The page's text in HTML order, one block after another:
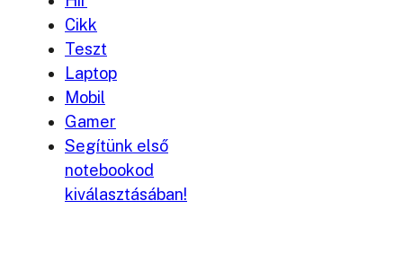
Cikk
Teszt
Laptop
Mobil
Gamer
Segítünk első
notebookod
kiválasztásában!